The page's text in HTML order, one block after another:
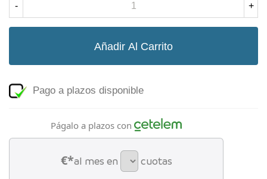
- +
Añadir Al Carrito
Pago a plazos disponible
Págalo a plazos con
€*al mes en cuotas